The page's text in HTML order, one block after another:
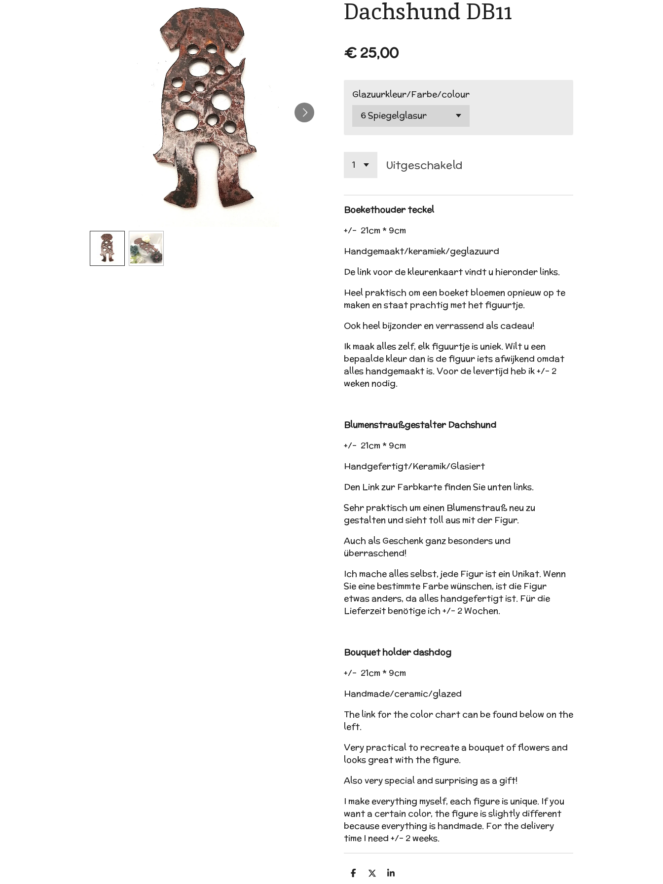
Dachshund DB11
€ 25,00
Glazuurkleur/Farbe/colour
Uitgeschakeld
Boekethouder teckel
+/- 21cm * 9cm
Handgemaakt/keramiek/geglazuurd
De link voor de kleurenkaart vindt u hieronder links.
Heel praktisch om een boeket bloemen opnieuw op te
maken en staat prachtig met het figuurtje.
Ook heel bijzonder en verrassend als cadeau!
Ik maak alles zelf, elk figuurtje is uniek. Wilt u een
bepaalde kleur dan is de figuur iets afwijkend omdat
alles handgemaakt is. Voor de levertijd heb ik +/- 2
weken nodig.
Blumenstraußgestalter Dachshund
+/- 21cm * 9cm
Handgefertigt/Keramik/Glasiert
Den Link zur Farbkarte finden Sie unten links.
Sehr praktisch um einen Blumenstrauß neu zu
gestalten und sieht toll aus mit der Figur.
Auch als Geschenk ganz besonders und
überraschend!
Ich mache alles selbst, jede Figur ist ein Unikat. Wenn
Sie eine bestimmte Farbe wünschen, ist die Figur
etwas anders, da alles handgefertigt ist. Für die
Lieferzeit benötige ich +/- 2 Wochen.
Bouquet holder dashdog
+/- 21cm * 9cm
Handmade/ceramic/glazed
The link for the color chart can be found below on the
left.
Very practical to recreate a bouquet of flowers and
looks great with the figure.
Also very special and surprising as a gift!
I make everything myself, each figure is unique. If you
want a certain color, the figure is slightly different
because everything is handmade. For the delivery
time I need +/- 2 weeks.
D
D
S